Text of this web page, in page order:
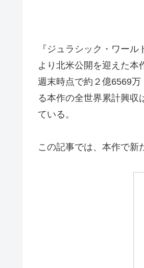
『ジュラシック・ワー
より北米公開を迎えた本
週末時点で約２億6569
る本作の全世界累計興収
ている。
この記事では、本作で新